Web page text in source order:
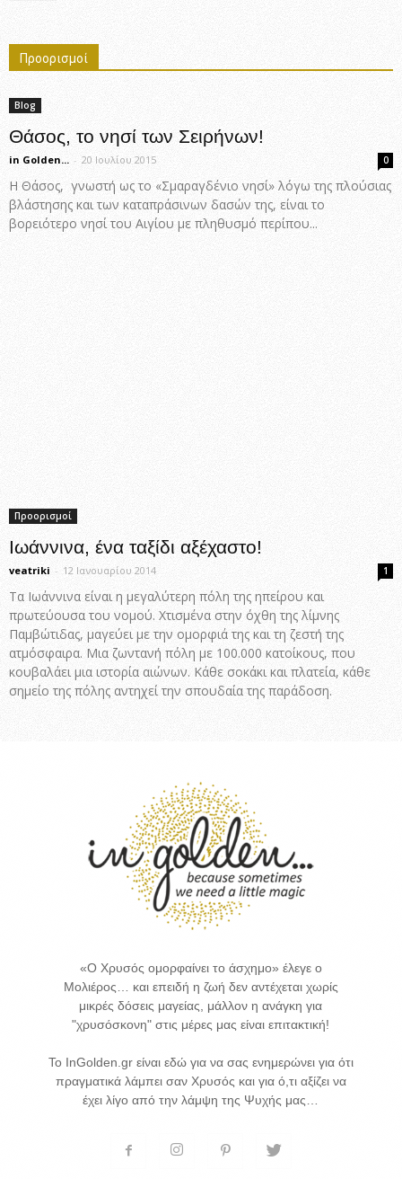
Προορισμοί
Blog
Θάσος, το νησί των Σειρήνων!
in Golden... - 20 Ιουλίου 2015 0
Η Θάσος, γνωστή ως το «Σμαραγδένιο νησί» λόγω της πλούσιας
βλάστησης και των καταπράσινων δασών της, είναι το
βορειότερο νησί του Αιγίου με πληθυσμό περίπου...
Προορισμοί
Ιωάννινα, ένα ταξίδι αξέχαστο!
veatriki - 12 Ιανουαρίου 2014 1
Τα Ιωάννινα είναι η μεγαλύτερη πόλη της ηπείρου και
πρωτεύουσα του νομού. Χτισμένα στην όχθη της λίμνης
Παμβώτιδας, μαγεύει με την ομορφιά της και τη ζεστή της
ατμόσφαιρα. Μια ζωντανή πόλη με 100.000 κατοίκους, που
κουβαλάει μια ιστορία αιώνων. Κάθε σοκάκι και πλατεία, κάθε
σημείο της πόλης αντηχεί την σπουδαία της παράδοση.
«Ο Χρυσός ομορφαίνει το άσχημο» έλεγε ο
Μολιέρος… και επειδή η ζωή δεν αντέχεται χωρίς
μικρές δόσεις μαγείας, μάλλον η ανάγκη για
"χρυσόσκονη" στις μέρες μας είναι επιτακτική!
Το InGolden.gr είναι εδώ για να σας ενημερώνει για ότι
πραγματικά λάμπει σαν Χρυσός και για ό,τι αξίζει να
έχει λίγο από την λάμψη της Ψυχής μας…